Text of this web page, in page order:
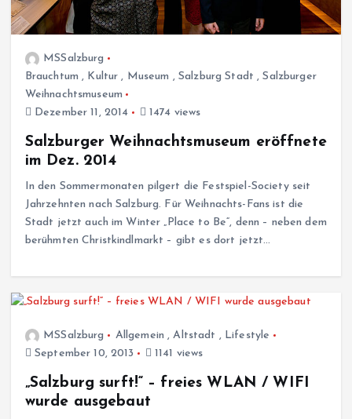
MSSalzburg
Brauchtum , Kultur , Museum , Salzburg Stadt ,Salzburger
Weihnachtsmuseum
Dezember 11, 2014
1474 views
Salzburger Weihnachtsmuseum eröffnete
im Dez. 2014
In den Sommermonaten pilgert die Festspiel-Society seit
Jahrzehnten nach Salzburg. Für Weihnachts-Fans ist die
Stadt jetzt auch im Winter „Place to Be“, denn – neben dem
berühmten Christkindlmarkt – gibt es dort jetzt…
MSSalzburg Allgemein ,Altstadt , Lifestyle
September 10, 2013
1141 views
„Salzburg surft!“ – freies WLAN / WIFI
wurde ausgebaut